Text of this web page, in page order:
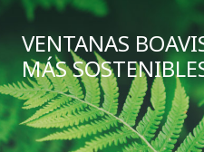
VENTANAS
MÁS